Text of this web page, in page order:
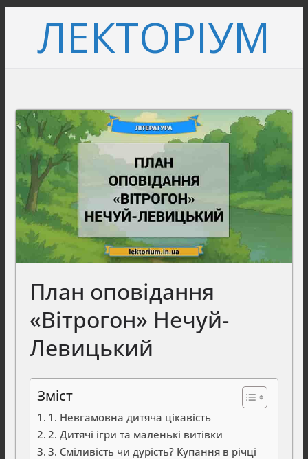
вмістуЛЕКТОРІУМ
План оповідання
«Вітрогон» Нечуй-
Левицький
Зміст
1. Невгамовна дитяча цікавість
2. Дитячі ігри та маленькі витівки
3. Сміливість чи дурість? Купання в річці